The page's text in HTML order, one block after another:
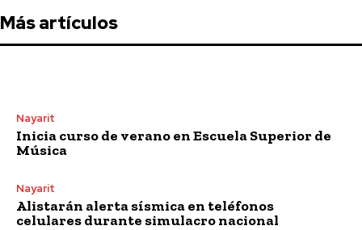
Más artículos
Nayarit
Inicia curso de verano en Escuela Superior de
Música
Nayarit
Alistarán alerta sísmica en teléfonos
celulares durante simulacro nacional